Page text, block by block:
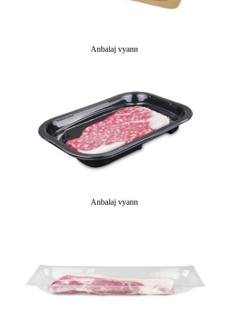
Anbalaj vyann
Anbalaj vyann